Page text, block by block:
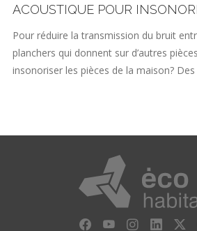
ACOUSTIQUE POUR
Pour réduire la transmission du bruit
planchers qui donnent sur d’autres
insonoriser les pièces de la maison?